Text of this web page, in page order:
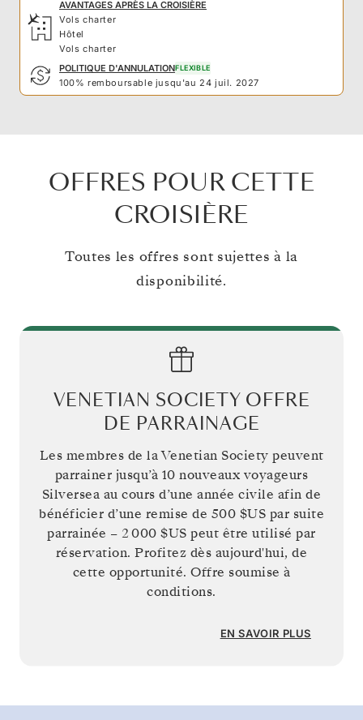
AVANTAGES APRÈS LA CROISIÈRE
Vols charter
Hôtel
Vols charter
POLITIQUE D'ANNULATIONFLEXIBLE
100% remboursable jusqu'au 24 juil. 2027
OFFRES POUR CETTE
CROISIÈRE
Toutes les offres sont sujettes à la
disponibilité.
VENETIAN SOCIETY OFFRE
DE PARRAINAGE
Les membres de la Venetian Society peuvent
parrainer jusqu’à 10 nouveaux voyageurs
Silversea au cours d’une année civile afin de
bénéficier d’une remise de 500 $US par suite
parrainée – 2 000 $US peut être utilisé par
réservation. Profitez dès aujourd'hui, de
cette opportunité. Offre soumise à
conditions.
EN SAVOIR PLUS